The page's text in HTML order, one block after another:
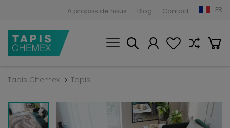
À propos de nous Blog Contact FR
Tapis Chemex Tapis